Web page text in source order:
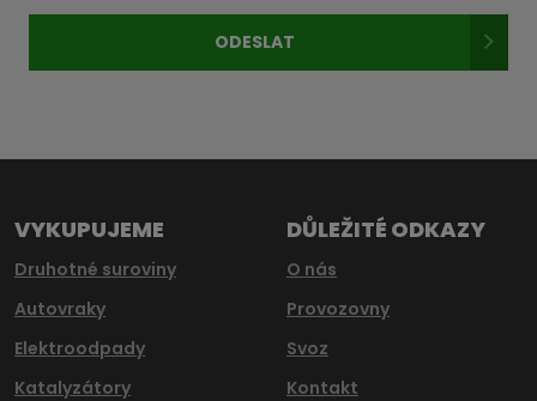
osobních
ODESLAT
nepodařilo
VYKUPUJEME
Druhotné suroviny
Autovraky
Elektroodpady
Katalyzátory
DŮLEŽITÉ ODKAZY
O nás
Provozovny
Svoz
Kontakt